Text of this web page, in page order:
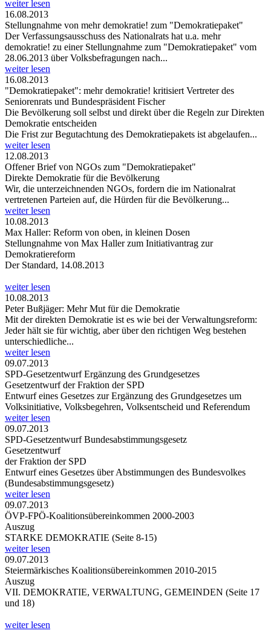
weiter lesen
16.08.2013
Stellungnahme von mehr demokratie! zum "Demokratiepaket"
Der Verfassungsausschuss des Nationalrats hat u.a. mehr
demokratie! zu einer Stellungnahme zum "Demokratiepaket" vom
28.06.2013 über Volksbefragungen nach...
weiter lesen
16.08.2013
"Demokratiepaket": mehr demokratie! kritisiert Vertreter des
Seniorenrats und Bundespräsident Fischer
Die Bevölkerung soll selbst und direkt über die Regeln zur Direkten
Demokratie entscheiden
Die Frist zur Begutachtung des Demokratiepakets ist abgelaufen...
weiter lesen
12.08.2013
Offener Brief von NGOs zum "Demokratiepaket"
Direkte Demokratie für die Bevölkerung
Wir, die unterzeichnenden NGOs, fordern die im Nationalrat
vertretenen Parteien auf, die Hürden für die Bevölkerung...
weiter lesen
10.08.2013
Max Haller: Reform von oben, in kleinen Dosen
Stellungnahme von Max Haller zum Initiativantrag zur
Demokratiereform
Der Standard, 14.08.2013
weiter lesen
10.08.2013
Peter Bußjäger: Mehr Mut für die Demokratie
Mit der direkten Demokratie ist es wie bei der Verwaltungsreform:
Jeder hält sie für wichtig, aber über den richtigen Weg bestehen
unterschiedliche...
weiter lesen
09.07.2013
SPD-Gesetzentwurf Ergänzung des Grundgesetzes
Gesetzentwurf der Fraktion der SPD
Entwurf eines Gesetzes zur Ergänzung des Grundgesetzes um
Volksinitiative, Volksbegehren, Volksentscheid und Referendum
weiter lesen
09.07.2013
SPD-Gesetzentwurf Bundesabstimmungsgesetz
Gesetzentwurf
der Fraktion der SPD
Entwurf eines Gesetzes über Abstimmungen des Bundesvolkes
(Bundesabstimmungsgesetz)
weiter lesen
09.07.2013
ÖVP-FPÖ-Koalitionsübereinkommen 2000-2003
Auszug
STARKE DEMOKRATIE (Seite 8-15)
weiter lesen
09.07.2013
Steiermärkisches Koalitionsübereinkommen 2010-2015
Auszug
VII. DEMOKRATIE, VERWALTUNG, GEMEINDEN (Seite 17
und 18)
weiter lesen